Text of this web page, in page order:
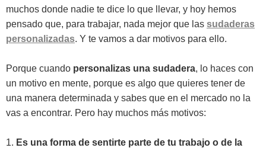
muchos donde nadie te dice lo que llevar, y hoy hemos
pensado que, para trabajar, nada mejor que las sudaderas
personalizadas. Y te vamos a dar motivos para ello.
Porque cuando personalizas una sudadera, lo haces con
un motivo en mente, porque es algo que quieres tener de
una manera determinada y sabes que en el mercado no la
vas a encontrar. Pero hay muchos más motivos:
1. Es una forma de sentirte parte de tu trabajo o de la